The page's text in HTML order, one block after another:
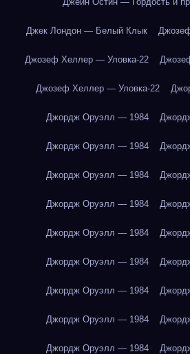
Джек Лондон — Белый Клык
Джозеф Хеллер — Уловка-22
Джозеф Хеллер — Уловка-22
Джордж Оруэлл — 1984
Джордж Оруэлл — 1984
Джордж Оруэлл — 1984
Джордж Оруэлл — 1984
Джордж Оруэлл — 1984
Джордж Оруэлл — 1984
Джордж Оруэлл — 1984
Джордж Оруэлл — 1984
Джордж Оруэлл — 1984